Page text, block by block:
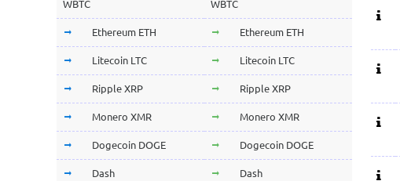
WBTC WBTC
Ethereum ETH Ethereum ETH
Litecoin LTC Litecoin LTC
Ripple XRP Ripple XRP
Monero XMR Monero XMR
Dogecoin DOGE Dogecoin DOGE
Dash Dash